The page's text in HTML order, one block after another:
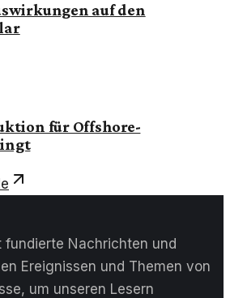
auf den
für Offshore-
fundierte Nachrichten und
Ereignissen und Themen von
um unseren Lesern